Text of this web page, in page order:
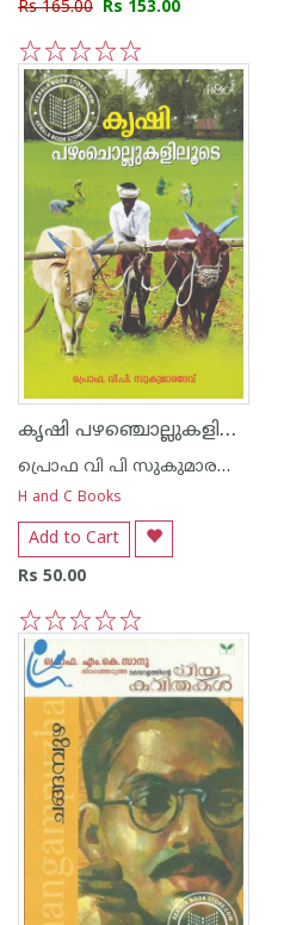
Rs 165.00 Rs 153.00
5
4
3
2
1
കൃഷി പഴഞ്ചൊല്ലുകളിലൂടെ
പ്രൊഫ വി പി സുകുമാരദേവ്‌
H and C Books
Add to Cart
Rs 50.00
2
1